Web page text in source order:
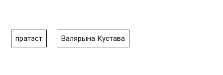
пратэст Валярына Кустава